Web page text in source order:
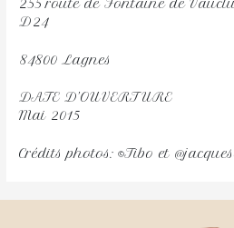
255 route de Fontaine de
D24
84800 Lagnes
DATE D’OUVERTURE
Mai 2015
Crédits photos: ©Tibo et